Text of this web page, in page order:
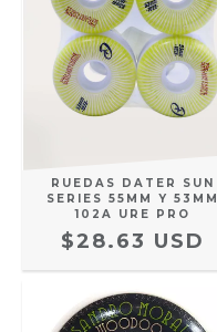
RUEDAS DATER SUN
SERIES 55MM Y 53MM
102A URE PRO
$28.63 USD